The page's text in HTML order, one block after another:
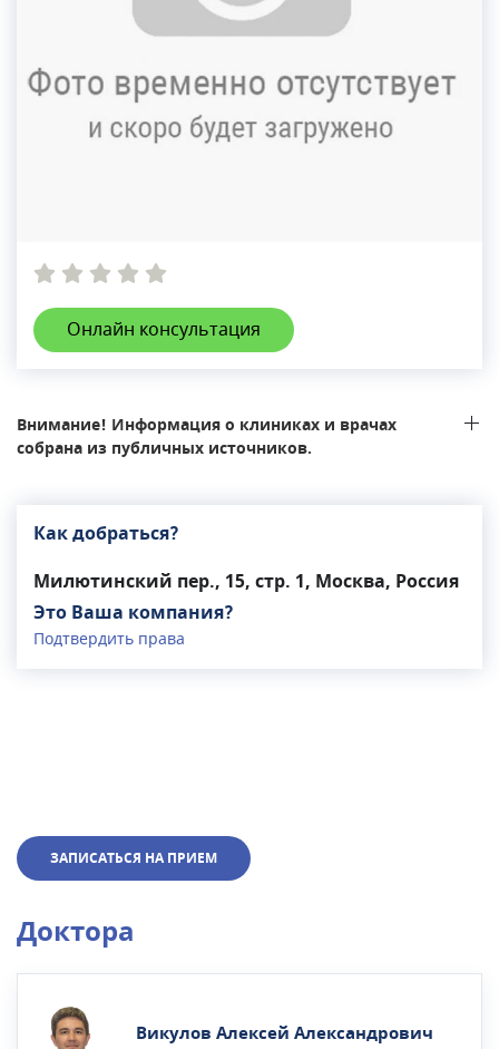
Онлайн консультация
Внимание! Информация о клиниках и врачах
собрана из публичных источников.
Как добраться?
Милютинский пер., 15, стр. 1, Москва, Россия
Это Ваша компания?
Подтвердить права
ЗАПИСАТЬСЯ НА ПРИЕМ
Доктора
Викулов Алексей Александрович